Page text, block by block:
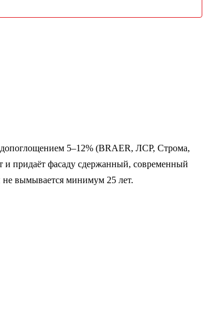
5–12% (BRAER, ЛСР, Строма,
придаёт фасаду сдержанный, современный
вымывается минимум 25 лет.